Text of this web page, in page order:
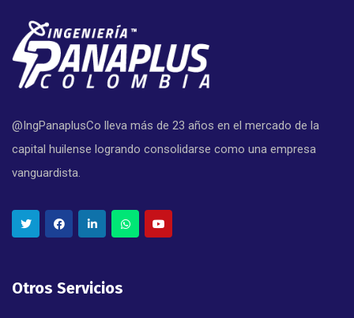
@IngPanaplusCo lleva más de 23 años en el mercado de la
capital huilense logrando consolidarse como una empresa
vanguardista.
Otros Servicios